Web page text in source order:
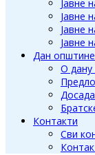
Јавне
Јавне
Јавне
Јавне
Дан општине
О
Контакти
Сви